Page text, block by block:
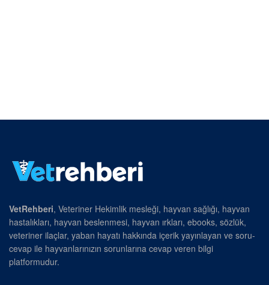
VetRehberi, Veteriner Hekimlik mesleği, hayvan sağlığı, hayvan
hastalıkları, hayvan beslenmesi, hayvan ırkları, ebooks, sözlük,
veteriner ilaçlar, yaban hayatı hakkında içerik yayınlayan ve soru-
cevap ile hayvanlarınızın sorunlarına cevap veren bilgi
platformudur.